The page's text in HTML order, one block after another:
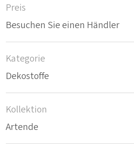
Preis
Besuchen Sie einen Händler
Kategorie
Dekostoffe
Kollektion
Artende